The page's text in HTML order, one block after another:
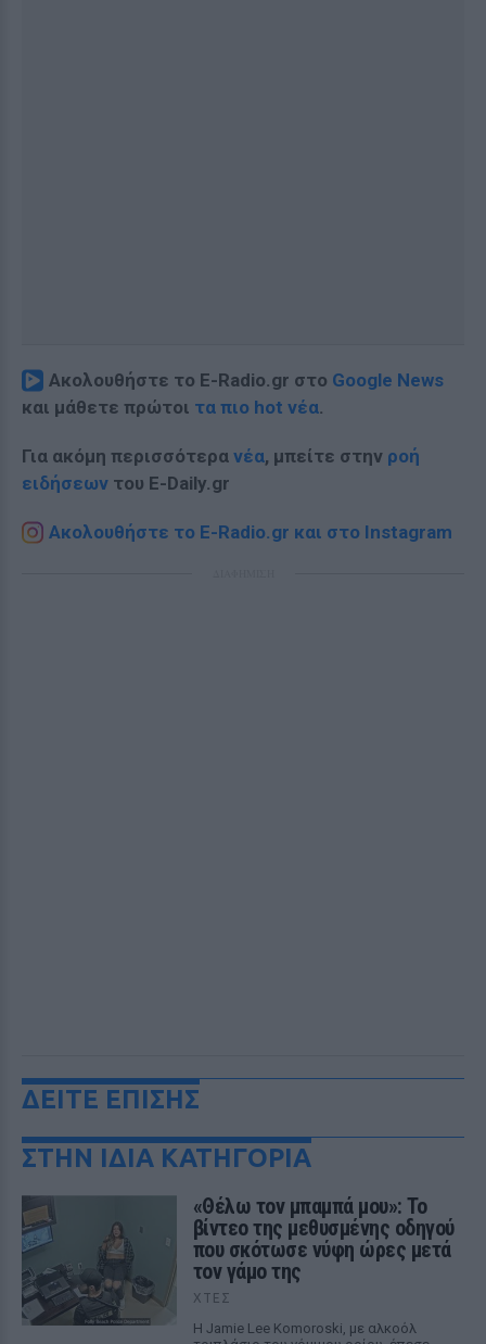
Ακολουθήστε το E-Radio.gr στο Google News
και μάθετε πρώτοι τα πιο hot νέα.
Για ακόμη περισσότερα νέα, μπείτε στην ροή
ειδήσεων του E-Daily.gr
Ακολουθήστε το E-Radio.gr και στο Instagram
ΔΕΙΤΕ ΕΠΙΣΗΣ
ΣΤΗΝ ΙΔΙΑ ΚΑΤΗΓΟΡΙΑ
«Θέλω τον μπαμπά μου»: Το
βίντεο της μεθυσμένης οδηγού
που σκότωσε νύφη ώρες μετά
τον γάμο της
ΧΤΕΣ
Η Jamie Lee Komoroski, με αλκοόλ